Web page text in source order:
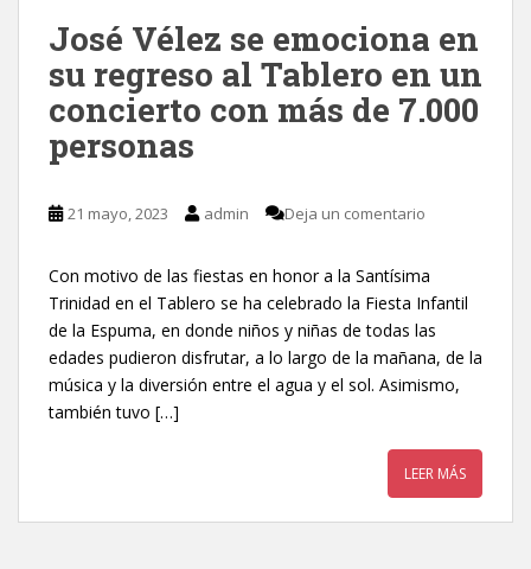
José Vélez se emociona en
su regreso al Tablero en un
concierto con más de 7.000
personas
21 mayo, 2023 admin Deja un comentario
Con motivo de las fiestas en honor a la Santísima
Trinidad en el Tablero se ha celebrado la Fiesta Infantil
de la Espuma, en donde niños y niñas de todas las
edades pudieron disfrutar, a lo largo de la mañana, de la
música y la diversión entre el agua y el sol. Asimismo,
también tuvo […]
LEER MÁS